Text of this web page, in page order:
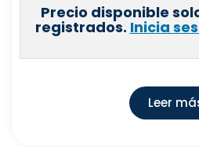
Precio disponible
registrados. Inicia
Leer